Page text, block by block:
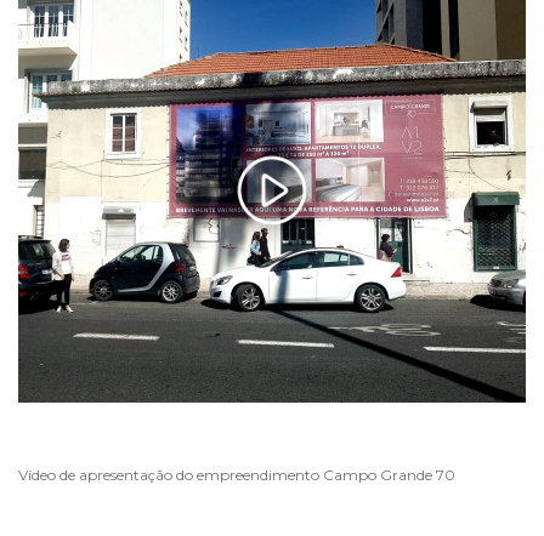
Vídeo de apresentação do empreendimento Campo Grande 70